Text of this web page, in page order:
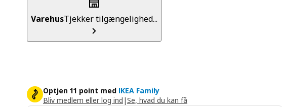
VarehusTjekker tilgængelighed...
Optjen 11 point med IKEA Family
Bliv medlem eller log ind |Se, hvad du kan få